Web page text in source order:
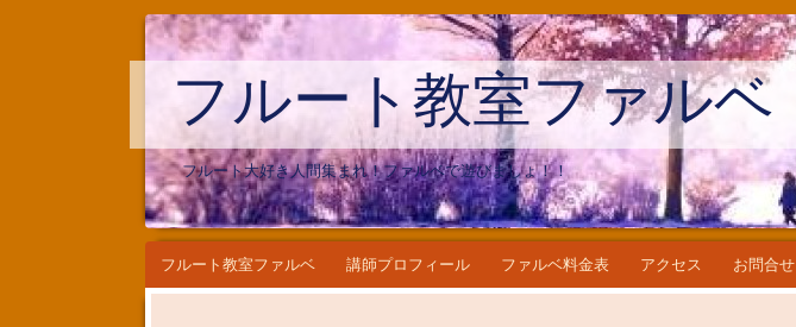
フルート教室ファルベ
フルート大好き人間集まれ！ファルベで遊びましょ！！
コンテンツへ移動
フルート教室ファルベ 講師プロフィール ファルベ料金表 アクセス お問合せ